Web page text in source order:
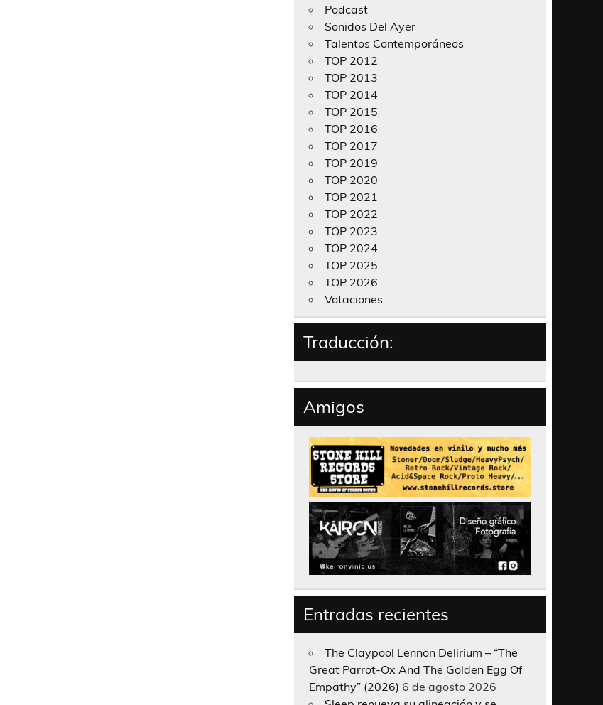
Podcast
Sonidos Del Ayer
Talentos Contemporáneos
TOP 2012
TOP 2013
TOP 2014
TOP 2015
TOP 2016
TOP 2017
TOP 2019
TOP 2020
TOP 2021
TOP 2022
TOP 2023
TOP 2024
TOP 2025
TOP 2026
Votaciones
Traducción:
Amigos
Entradas recientes
The Claypool Lennon Delirium – “The
Great Parrot-Ox And The Golden Egg Of
Empathy” (2026) 6 de agosto 2026